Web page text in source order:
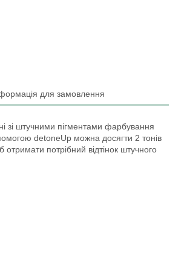
для замовлення
зі штучними пігментами фарбування
detoneUp можна досягти 2 тонів
потрібний відтінок штучного